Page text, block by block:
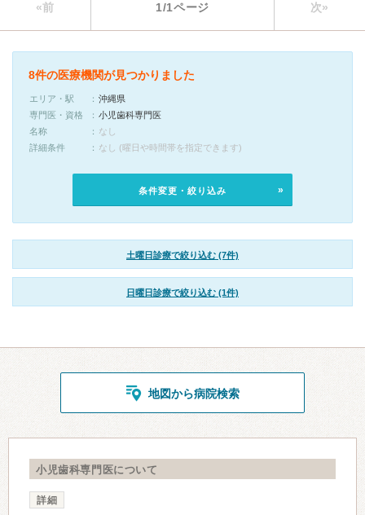
«前 1/1ページ 次»
8件の医療機関が見つかりました
エリア・駅
沖縄県
専門医・資格
小児歯科専門医
名称
なし
詳細条件
なし (曜日や時間帯を指定できます)
条件変更・絞り込み
土曜日診療で絞り込む (7件)
日曜日診療で絞り込む (1件)
地図から病院検索
小児歯科専門医について
詳細